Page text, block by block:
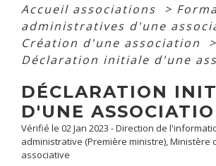
Accueil associations >
administratives d'une
Création d'une association
>
Déclaration initiale d'une
DÉCLARATION
D'UNE
Vérifié le 02 Jan 2023 - Direction de
administrative (Première ministre), Ministère
associative